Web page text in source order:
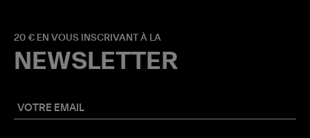
20 € EN VOUS INSCRIVANT À LA
NEWSLETTER